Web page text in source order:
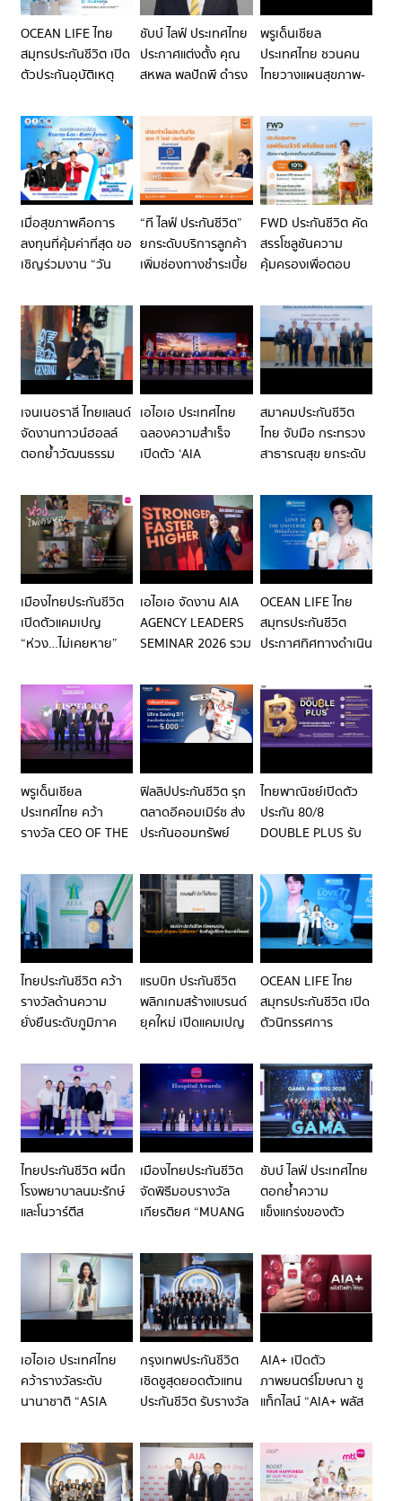
OCEAN LIFE ไทย
สมุทรประกันชีวิต เปิด
ตัวประกันอุบัติเหตุ
ได้คุ้ม” ส่ง 5 แผน
ประกันใหม่ ให้เป็น
เกราะคุ้มครองทุก
กิจกรรม ใช้ชีวิตได้เต็ม
ที่แบบไม่มีสะดุด
ชับบ์ ไลฟ์ ประเทศไทย
ประกาศแต่งตั้ง คุณ
สหพล พลปัถพี ดำรง
เจ้าหน้าที่บริหารและ
ประธานเจ้าหน้าที่สาย
งานตัวแทน
พรูเด็นเชียล
ประเทศไทย ชวนคน
ไทยวางแผนสุขภาพ-
เพื่ออนาคตที่มั่นใจใน
งานวันประกันชีวิต
แห่งชาติ
เมื่อสุขภาพคือการ
ลงทุนที่คุ้มค่าที่สุด ขอ
เชิญร่วมงาน “วัน
ครั้งที่ 25 เปิดมุมมอง
การดูแลสุขภาพและ
การวางแผนการเงิน
พร้อมพบศิลปินชื่อดัง
รางวัลมากมาย
“ที ไลฟ์ ประกันชีวิต”
ยกระดับบริการลูกค้า
เพิ่มช่องทางชำระเบี้ย
“ธนาคารไทยเครดิต”
ประเทศ
FWD ประกันชีวิต คัด
สรรโซลูชันความ
คุ้มครองเพื่อตอบ
ทางการเงิน พร้อม
ชวนทำกิจกรรมส่ง
เสริมการดูแลสุขภาพ
ในงานวันประกันชีวิต
เจนเนอราลี่ ไทยแลนด์
จัดงานทาวน์ฮอลล์
ตอกย้ำวัฒนธรรม
ด้วยพลังคน ผสาน
ศักยภาพ AI สู่การ
เติบโตอย่างยั่งยืน
เอไอเอ ประเทศไทย
ฉลองความสำเร็จ
เปิดตัว ‘AIA
สำนักงานระดับ
พรีเมียม ที่สุดแห่ง
นิยามใหม่ ‘HOME-
INSPIRED
เต็มระบบนิเวศการ
ทำงานแห่งอนาคต
ใจกลางศูนย์กลาง
ความเป็นไปได้
สมาคมประกันชีวิต
ไทย จับมือ กระทรวง
สาธารณสุข ยกระดับ
มุ่งดูแลคนไข้ตาม
มาตรฐานสากล เคลม
สิทธิ์ถูกต้อง-รวดเร็ว
เมืองไทยประกันชีวิต
เปิดตัวแคมเปญ
“ห่วง…ไม่เคยหาย”
ด้วยการสร้างความ
มั่นคงแก่คนที่คุณรัก
ผ่าน SHIELDLIFE
ประกันชีวิต จากเมือง
ตอกย้ำความเป็นผู้นำ
ด้านประกันชีวิต ที่
คอยอยู่เคียงข้างใน
เอไอเอ จัดงาน AIA
AGENCY LEADERS
SEMINAR 2026 รวม
กว่า 3,000 คน ภาย
ใต้แนวคิด
“STRONGER,
FASTER, HIGHER /
FUTURE” เหนือทุก
ขีดจำกัด สู่บทบาท
ผู้นำแห่งอนาคต
OCEAN LIFE ไทย
สมุทรประกันชีวิต
ประกาศทิศทางดำเนิน
“รักตัวเอง เพื่อมีพลัง
ดูแลทุกความรัก”
สำหรับ SANDWICH
GENERATION
พรูเด็นเชียล
ประเทศไทย คว้า
รางวัล CEO OF THE
รางวัลเกียรติยศจาก
เวที INSURANCE
ASIA AWARDS
2026
ฟิลลิปประกันชีวิต รุก
ตลาดอีคอมเมิร์ซ ส่ง
ประกันออมทรัพย์
3/1” ขายผ่าน
SHOPEE ชูจุดเด่นเริ่ม
ต้นออมง่าย ๆ เพียง
5,000 บาท!
ไทยพาณิชย์เปิดตัว
ประกัน 80/8
DOUBLE PLUS รับ
แผนการเงินไม่สะดุด
เสริมคุ้มครอง
อุบัติเหตุสูงสุด 1 ล้าน
บาท ให้คนไทยใช้ชีวิต
ไทยประกันชีวิต คว้า
รางวัลด้านความ
ยั่งยืนระดับภูมิภาค
ENTERPRISE
AWARDS (AREA)
2026 พร้อมตรา
สัญลักษณ์แห่งความ
แห่งเดียวในเอเชีย
แรบบิท ประกันชีวิต
พลิกเกมสร้างแบรนด์
ยุคใหม่ เปิดแคมเปญ
เลือกเรา” รับฟังผู้
บริโภค ยกระดับ
ผลิตภัณฑ์ ชิงมาร์เก็ต
แชร์
OCEAN LIFE ไทย
สมุทรประกันชีวิต เปิด
ตัวนิทรรศการ
UNIVERSE รักที่สุดใน
จักรวาล” ย้ำแนวคิด
“รักตัวเอง” ผ่าน
IMMERSIVE LOVE
ส่ง “LOVE PROTECT
77” ประกันสะสม
ทรัพย์เพื่อ “เดอะแบก”
ไทยประกันชีวิต ผนึก
โรงพยาบาลนมะรักษ์
และโนวาร์ตีส
ความรู้มะเร็งเต้านม
พร้อมยกระดับการ
วางแผนสุขภาพและ
การเงิน
เมืองไทยประกันชีวิต
จัดพิธีมอบรางวัล
เกียรติยศ “MUANG
ASSURANCE
HOSPITAL AWARDS
2025” แก่โรง
พยาบาลคู่สัญญา มุ่ง
ยกระดับมาตรฐาน
บริการที่เป็นเลิศในทุก
มิติเพื่อลูกค้าคน
สำคัญ
ชับบ์ ไลฟ์ ประเทศไทย
ตอกย้ำความ
แข็งแกร่งของตัว
ทรงเกียรติระดับ
ประเทศ
เอไอเอ ประเทศไทย
คว้ารางวัลระดับ
นานาชาติ “ASIA
ENTERPRISE
AWARDS 2026”
จากโครงการเพื่อ
กรุงเทพประกันชีวิต
เชิดชูสุดยอดตัวแทน
ประกันชีวิต รับรางวัล
แห่งชาติ ครั้งที่ 43
ตอกย้ำมาตรฐาน
วิชาชีพและความเป็น
AIA+ เปิดตัว
ภาพยนตร์โฆษณา ชู
แท็กไลน์ “AIA+ พลัส
เพราะชีวิตมีเรื่องให้
จัดการเยอะ แต่แอป
“AIA+” พลัสให้ทุก